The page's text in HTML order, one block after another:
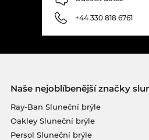
+44 330 818 6761
Naše nejoblíbenější značky
Ray-Ban Sluneční brýle
Oakley Sluneční brýle
Persol Sluneční brýle